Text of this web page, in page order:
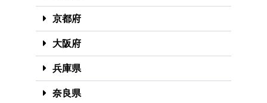
京都府
大阪府
兵庫県
奈良県